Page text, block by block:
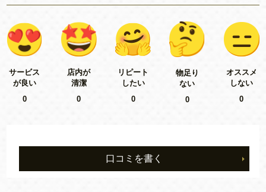
サービス
が良い
0
店内が
清潔
0
リピート
したい
0
物足り
ない
0
オススメ
しない
0
口コミを書く